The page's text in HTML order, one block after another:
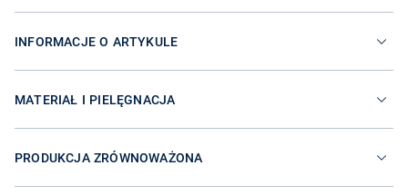
INFORMACJE O ARTYKULE
MATERIAŁ I PIELĘGNACJA
PRODUKCJA ZRÓWNOWAŻONA